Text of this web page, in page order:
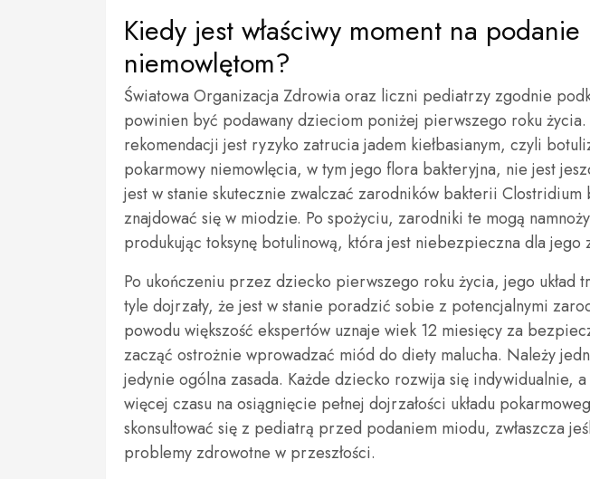
Kiedy jest właściwy moment na
niemowlętom?
Światowa Organizacja Zdrowia oraz liczni pediatrzy zgodnie
powinien być podawany dzieciom poniżej pierwszego roku życia.
rekomendacji jest ryzyko zatrucia jadem kiełbasianym, czyli
pokarmowy niemowlęcia, w tym jego flora bakteryjna, nie jest
jest w stanie skutecznie zwalczać zarodników bakterii
znajdować się w miodzie. Po spożyciu, zarodniki te mogą
produkując toksynę botulinową, która jest niebezpieczna dla jego
Po ukończeniu przez dziecko pierwszego roku życia, jego układ
tyle dojrzały, że jest w stanie poradzić sobie z potencjalnymi
powodu większość ekspertów uznaje wiek 12 miesięcy za
zacząć ostrożnie wprowadzać miód do diety malucha. Należy
jedynie ogólna zasada. Każde dziecko rozwija się indywidualnie,
więcej czasu na osiągnięcie pełnej dojrzałości układu
skonsultować się z pediatrą przed podaniem miodu, zwłaszcza
problemy zdrowotne w przeszłości.